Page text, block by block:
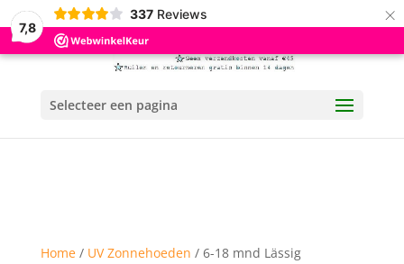
7,8
337 Reviews ×
Selecteer een pagina
Home/ UV Zonnehoeden / 6-18 mnd Lässig